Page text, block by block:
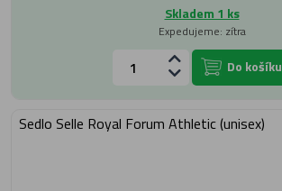
Skladem 1 ks
Expedujeme: zítra
Do košíku
Sedlo Selle Royal Forum Athletic (unisex)